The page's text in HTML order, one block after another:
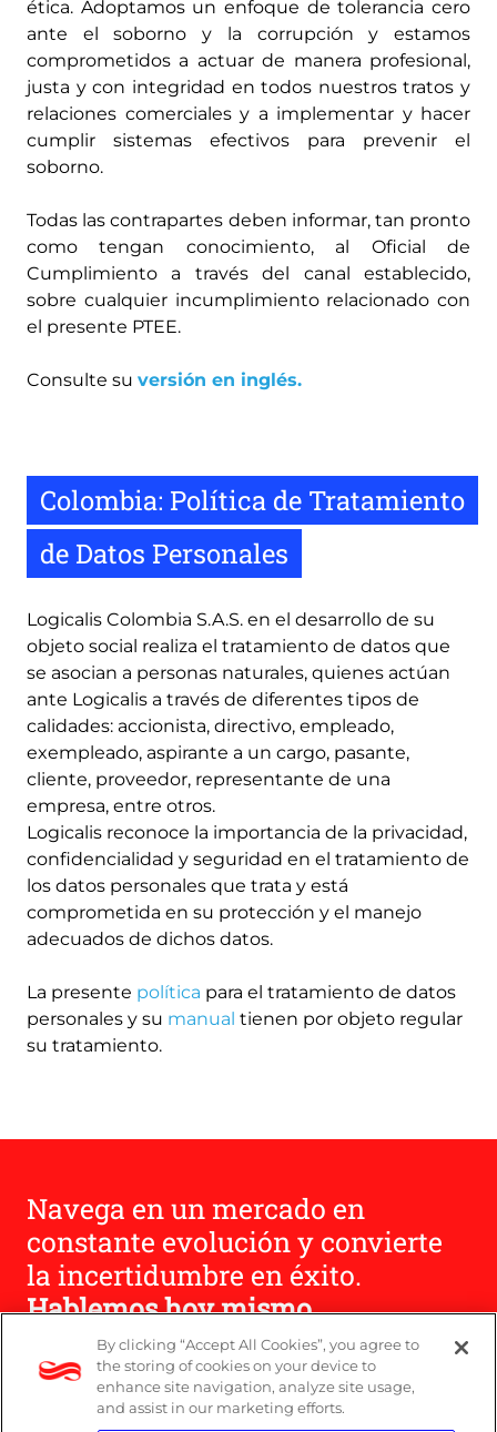
ética. Adoptamos un enfoque de tolerancia cero
ante el soborno y la corrupción y estamos
comprometidos a actuar de manera profesional,
justa y con integridad en todos nuestros tratos y
relaciones comerciales y a implementar y hacer
cumplir sistemas efectivos para prevenir el
soborno.
Todas las contrapartes deben informar, tan pronto
como tengan conocimiento, al Oficial de
Cumplimiento a través del canal establecido,
sobre cualquier incumplimiento relacionado con
el presente PTEE.
Consulte su versión en inglés.
Colombia: Política de Tratamiento
de Datos Personales
Logicalis Colombia S.A.S. en el desarrollo de su
objeto social realiza el tratamiento de datos que
se asocian a personas naturales, quienes actúan
ante Logicalis a través de diferentes tipos de
calidades: accionista, directivo, empleado,
exempleado, aspirante a un cargo, pasante,
cliente, proveedor, representante de una
empresa, entre otros.
Logicalis reconoce la importancia de la privacidad,
confidencialidad y seguridad en el tratamiento de
los datos personales que trata y está
comprometida en su protección y el manejo
adecuados de dichos datos.
La presente política para el tratamiento de datos
personales y su manual tienen por objeto regular
su tratamiento.
Navega en un mercado en
constante evolución y convierte
la incertidumbre en éxito.
Hablemos hoy mismo.
Contáctenos
By clicking “Accept All Cookies”, you agree to
the storing of cookies on your device to
enhance site navigation, analyze site usage,
and assist in our marketing efforts.